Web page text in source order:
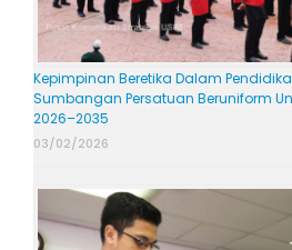
Kepimpinan Beretika Dalam
Sumbangan Persatuan Beruniform
2026–2035
03/02/2026